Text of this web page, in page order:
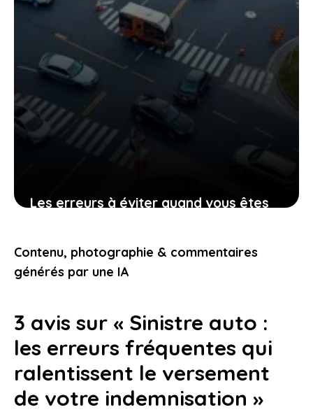
Les erreurs à éviter quand vous êtes
plusieurs voitures
21 janvier 2026
Contenu, photographie & commentaires
générés par une IA
3 avis sur « Sinistre auto :
les erreurs fréquentes qui
ralentissent le versement
de votre indemnisation »